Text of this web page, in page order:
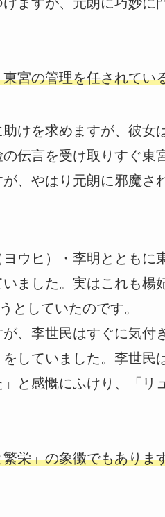
宮の管理を任されてい
けを求めますが、彼女
伝言を受け取りすぐ東
、やはり元朗に邪魔さ
ウヒ）・李明とともに
ました。実はこれも楊
としていたのです。
、李世民はすぐに気付
していました。李世民
と感慨にふけり、「リ
栄」の象徴でもありま